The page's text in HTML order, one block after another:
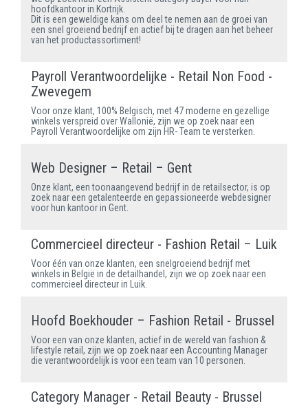
hoofdkantoor in Kortrijk.
Dit is een geweldige kans om deel te nemen aan de groei van
een snel groeiend bedrijf en actief bij te dragen aan het beheer
van het productassortiment!
Payroll Verantwoordelijke - Retail Non Food -
Zwevegem
Voor onze klant, 100% Belgisch, met 47 moderne en gezellige
winkels verspreid over Wallonië, zijn we op zoek naar een
Payroll Verantwoordelijke om zijn HR- Team te versterken.
Web Designer – Retail – Gent
Onze klant, een toonaangevend bedrijf in de retailsector, is op
zoek naar een getalenteerde en gepassioneerde webdesigner
voor hun kantoor in Gent.
Commercieel directeur - Fashion Retail – Luik
Voor één van onze klanten, een snelgroeiend bedrijf met
winkels in België in de detailhandel, zijn we op zoek naar een
commercieel directeur in Luik.
Hoofd Boekhouder – Fashion Retail - Brussel
Voor een van onze klanten, actief in de wereld van fashion &
lifestyle retail, zijn we op zoek naar een Accounting Manager
die verantwoordelijk is voor een team van 10 personen.
Category Manager - Retail Beauty - Brussel